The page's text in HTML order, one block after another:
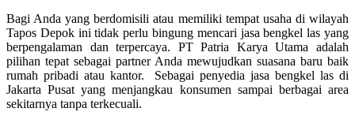
Bagi Anda yang berdomisili atau memiliki tempat usaha di wilayah
Tapos Depok ini tidak perlu bingung mencari jasa bengkel las yang
berpengalaman dan terpercaya. PT Patria Karya Utama adalah
pilihan tepat sebagai partner Anda mewujudkan suasana baru baik
rumah pribadi atau kantor. Sebagai penyedia jasa bengkel las di
Jakarta Pusat yang menjangkau konsumen sampai berbagai area
sekitarnya tanpa terkecuali.